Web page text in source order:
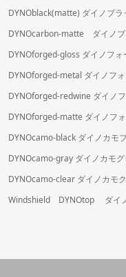
DYNOblack(matte) ダイノブラ
DYNOcarbon-matte ダイノブ
DYNOforged-gloss ダイノフォ
DYNOforged-metal ダイノフ
DYNOforged-redwine ダイノ
DYNOforged-matte ダイノフ
DYNOcamo-black ダイノカモ
DYNOcamo-gray ダイノカモグ
DYNOcamo-clear ダイノカモ
Windshield DYNOtop ダイ